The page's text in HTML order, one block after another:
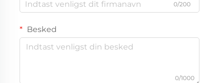
0/200
Besked
0/1000